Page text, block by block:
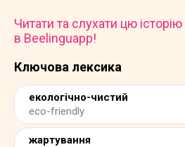
Ключова лексика
екологічно-чистий
eco-friendly
жартування
Читати та слухати цю історію
в Beelinguapp!